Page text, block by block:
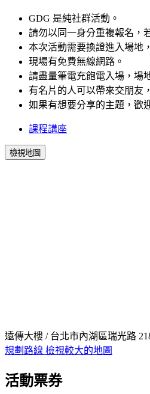
GDG 是純社群活動。
請勿以同一身分重複報名，
本次活動需要換證進入場地
現場有免費無線網路。
請盡量筆電充飽電入場，場
有名片的人可以帶來交朋友
如果有想要分享的主題，歡
課程講座
檢視地圖
遠傳大樓 / 台北市內湖區瑞光路
規劃路線 檢視較大的地圖
活動票券